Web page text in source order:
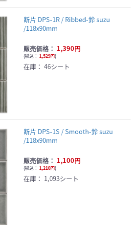
断片 DPS-1R / Ribbed-鈴 suzu
/118x90mm
販売価格： 1,390円
(税込： 1,529円)
在庫： 46シート
断片 DPS-1S / Smooth-鈴 suzu
/118x90mm
販売価格： 1,100円
(税込： 1,210円)
在庫： 1,093シート